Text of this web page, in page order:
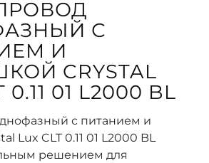
С
И
CRYSTAL
0.11 01 L2000 BL
с питанием и
Lux CLT 0.11 01 L2000 BL
решением для